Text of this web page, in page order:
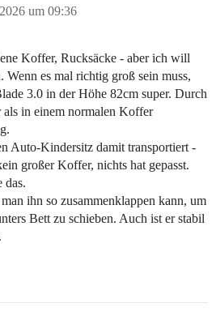
um 09:36
Koffer, Rucksäcke - aber ich will
Wenn es mal richtig groß sein muss,
3.0 in der Höhe 82cm super. Durch
als in einem normalen Koffer
Auto-Kindersitz damit transportiert -
großer Koffer, nichts hat gepasst.
das.
ihn so zusammenklappen kann, um
Bett zu schieben. Auch ist er stabil